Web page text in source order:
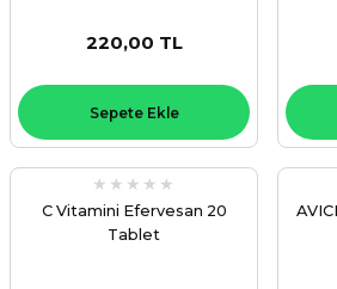
220,00 TL
Sepete Ekle
C Vitamini Efervesan 20
Tablet